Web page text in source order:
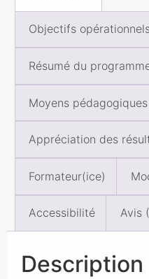
Objectifs
Résumé du
Moyens
Appréciation des
Formateur(ice)
Accessibilité Avis
Description